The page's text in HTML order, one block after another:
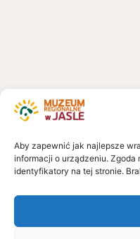
Aby zapewnić jak najlepsze
informacji o urządzeniu.
identyfikatory na tej stronie.